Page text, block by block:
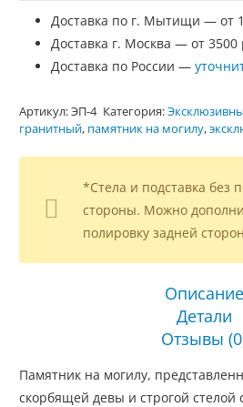
Доставка по г. Мытищи — от
Доставка г. Москва — от 3500
Доставка по России —
Артикул:ЭП-4 Категория:
гранитный, памятник на могилу,
*Стела и подставка без
стороны. Можно
полировку задней
Описание
Детали
Отзывы
Памятник на могилу,
скорбящей девы и строгой стелой